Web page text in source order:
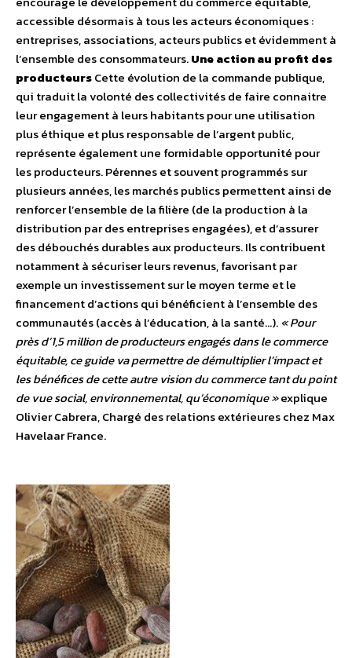
accessible désormais à tous les acteurs économiques :
entreprises, associations, acteurs publics et évidemment à
l’ensemble des consommateurs.Une action au profit des
producteursCette évolution de la commande publique,
qui traduit la volonté des collectivités de faire connaitre
leur engagement à leurs habitants pour une utilisation
plus éthique et plus responsable de l’argent public,
représente également une formidable opportunité pour
les producteurs. Pérennes et souvent programmés sur
plusieurs années, les marchés publics permettent ainsi de
renforcer l’ensemble de la filière (de la production à la
distribution par des entreprises engagées), et d’assurer
des débouchés durables aux producteurs. Ils contribuent
notamment à sécuriser leurs revenus, favorisant par
exemple un investissement sur le moyen terme et le
financement d’actions qui bénéficient à l’ensemble des
communautés (accès à l’éducation, à la santé…).« Pour
près d’1,5 million de producteurs engagés dans le commerce
équitable, ce guide va permettre de démultiplier l’impact et
les bénéfices de cette autre vision du commerce tant du point
de vue social, environnemental, qu’économique »explique
Olivier Cabrera, Chargé des relations extérieures chez Max
Havelaar France.